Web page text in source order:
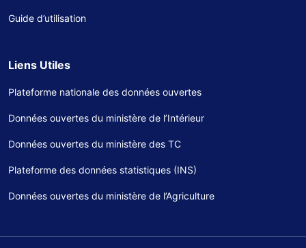
Guide d’utilisation
Liens Utiles
Plateforme nationale des données ouvertes
Données ouvertes du ministère de l’Intérieur
Données ouvertes du ministère des TC
Plateforme des données statistiques (INS)
Données ouvertes du ministère de l’Agriculture